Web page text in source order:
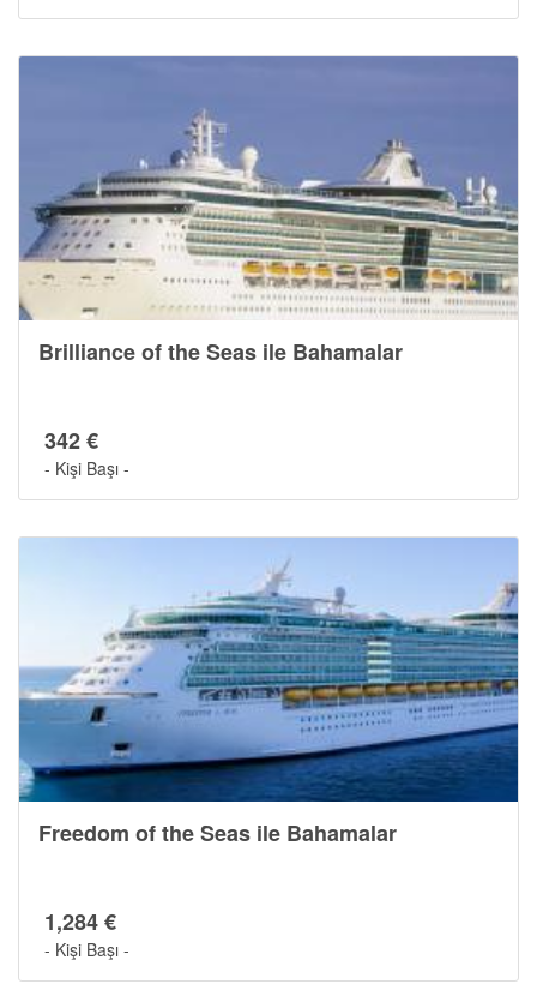
Brilliance of the Seas ile Bahamalar
342 €
- Kişi Başı -
Freedom of the Seas ile Bahamalar
1,284 €
- Kişi Başı -